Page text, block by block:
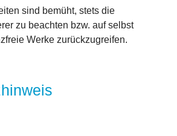
sind bemüht, stets die
zu beachten bzw. auf selbst
Werke zurückzugreifen.